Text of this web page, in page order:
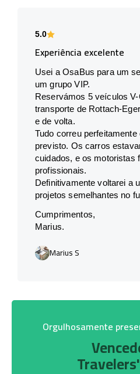
5.0
Experiência excelente
Usei a OsaBus para um
um grupo VIP.
Reservámos 5 veículos
transporte de Rottach-
e de volta.
Tudo correu
previsto. Os carros
cuidados, e os motoristas
profissionais.
Definitivamente voltarei a
projetos semelhantes no
Cumprimentos,
Marius.
Marius S
Orgulhosamente